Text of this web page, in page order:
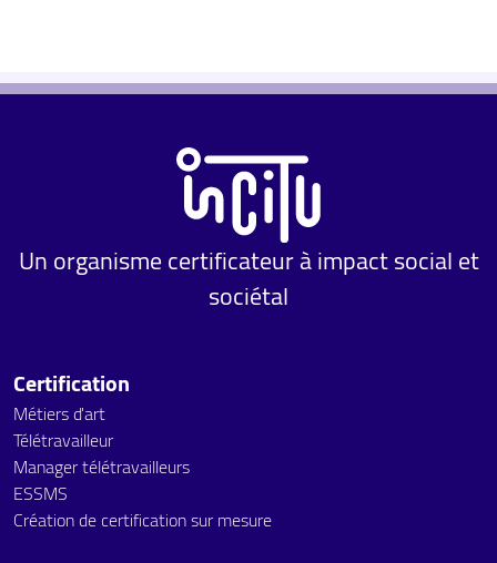
Un organisme certificateur à impact social et
sociétal
Certification
Métiers d'art
Télétravailleur
Manager télétravailleurs
ESSMS
Création de certification sur mesure